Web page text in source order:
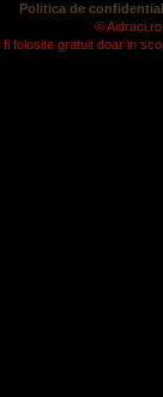
Politica de
©
folosite gratuit doar in